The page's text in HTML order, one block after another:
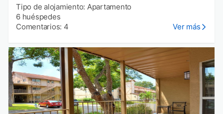
Tipo de alojamiento: Apartamento
6 huéspedes
Comentarios: 4
Ver más